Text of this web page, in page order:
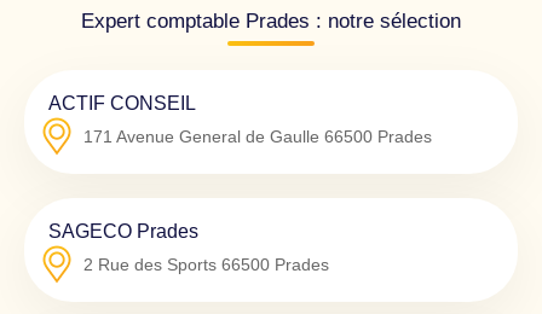
Expert comptable Prades : notre sélection
ACTIF CONSEIL
171 Avenue General de Gaulle 66500 Prades
SAGECO Prades
2 Rue des Sports 66500 Prades